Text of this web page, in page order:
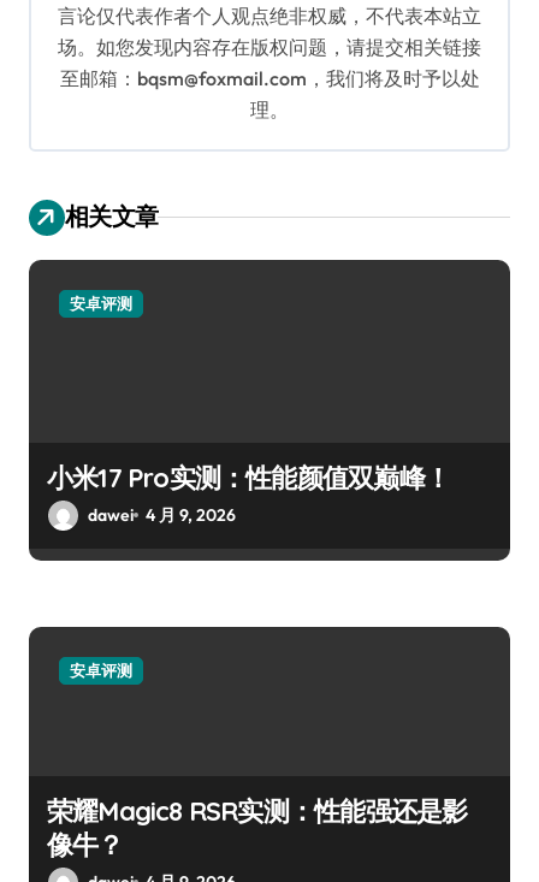
言论仅代表作者个人观点绝非权威，不代表本站立
场。如您发现内容存在版权问题，请提交相关链接
至邮箱：bqsm@foxmail.com，我们将及时予以处
理。
相关文章
安卓评测
小米17 Pro实测：性能颜值双巅峰！
dawei 4 月 9, 2026
安卓评测
荣耀Magic8 RSR实测：性能强还是影
像牛？